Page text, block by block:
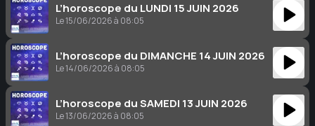
L’horoscope du LUNDI 15 JUIN 2026
Le 15/06/2026 à 08:05
L’horoscope du DIMANCHE 14 JUIN 2026
Le 14/06/2026 à 08:05
L’horoscope du SAMEDI 13 JUIN 2026
Le 13/06/2026 à 08:05